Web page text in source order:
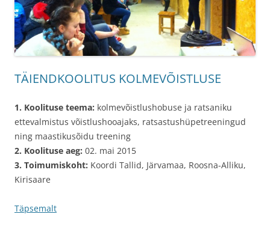
TÄIENDKOOLITUS KOLMEVÕISTLUSE
1. Koolituse teema: kolmevõistlushobuse ja ratsaniku
ettevalmistus võistlushooajaks, ratsastushüpetreeningud
ning maastikusõidu treening
2. Koolituse aeg: 02. mai 2015
3. Toimumiskoht: Koordi Tallid, Järvamaa, Roosna-Alliku,
Kirisaare
Täpsemalt